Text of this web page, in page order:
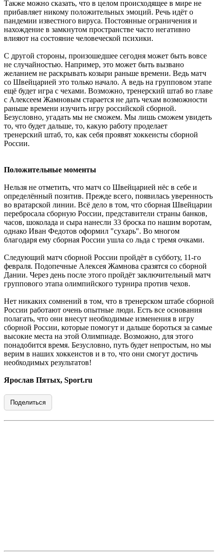
Также можно сказать, что в целом происходящее в мире не
прибавляет никому положительных эмоций. Речь идёт о
пандемии известного вируса. Постоянные ограничения и
нахождение в замкнутом пространстве часто негативно
влияют на состояние человеческой психики.
С другой стороны, произошедшее сегодня может быть вовсе
не случайностью. Например, это может быть вызвано
желанием не раскрывать козыри раньше времени. Ведь матч
со Швейцарией это только начало. А ведь на групповом этапе
ещё будет игра с чехами. Возможно, тренерский штаб во главе
с Алексеем Жамновым старается не дать чехам возможности
раньше времени изучить игру российской сборной.
Безусловно, угадать мы не сможем. Мы лишь сможем увидеть
то, что будет дальше, то, какую работу проделает
тренерский штаб, то, как себя проявят хоккеисты сборной
России.
Положительные моменты
Нельзя не отметить, что матч со Швейцарией нёс в себе и
определённый позитив. Прежде всего, появилась уверенность
во вратарской линии. Всё дело в том, что сборная Швейцарии
перебросала сборную России, представители страны банков,
часов, шоколада и сыра нанесли 33 броска по нашим воротам,
однако Иван Федотов оформил "сухарь". Во многом
благодаря ему сборная России ушла со льда с тремя очками.
Следующий матч сборной России пройдёт в субботу, 11-го
февраля. Подопечные Алексея Жамнова сразятся со сборной
Дании. Через день после этого пройдёт заключительный матч
группового этапа олимпийского турнира против чехов.
Нет никаких сомнений в том, что в тренерском штабе сборной
России работают очень опытные люди. Есть все основания
полагать, что они внесут необходимые изменения в игру
сборной России, которые помогут и дальше бороться за самые
высокие места на этой Олимпиаде. Возможно, для этого
понадобится время. Безусловно, путь будет непростым, но мы
верим в наших хоккеистов и в то, что они смогут достичь
необходимых результатов!
Ярослав Пятых, Sport.ru
Поделиться